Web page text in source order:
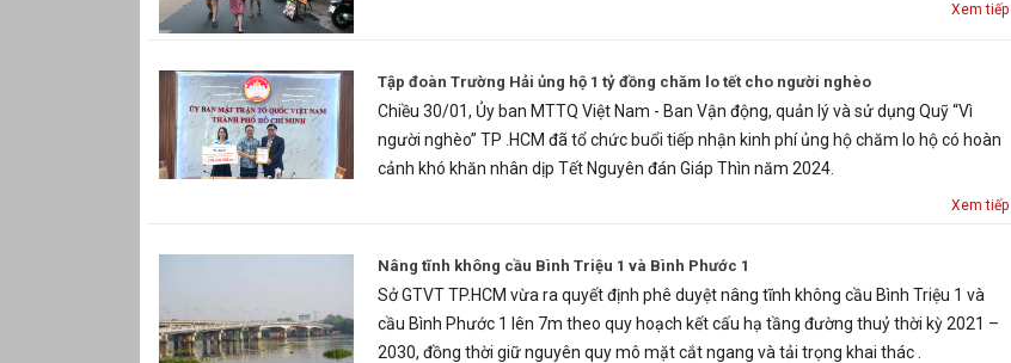
Xem tiếp
Tập đoàn Trường Hải ủng hộ 1 tỷ đồng chăm lo tết cho người nghèo
Chiều 30/01, Ủy ban MTTQ Việt Nam - Ban Vận động, quản lý và sử dụng Quỹ “Vì
người nghèo” TP .HCM đã tổ chức buổi tiếp nhận kinh phí ủng hộ chăm lo hộ có hoàn
cảnh khó khăn nhân dịp Tết Nguyên đán Giáp Thìn năm 2024.
Xem tiếp
Nâng tĩnh không cầu Bình Triệu 1 và Bình Phước 1
Sở GTVT TP.HCM vừa ra quyết định phê duyệt nâng tĩnh không cầu Bình Triệu 1 và
cầu Bình Phước 1 lên 7m theo quy hoạch kết cấu hạ tầng đường thuỷ thời kỳ 2021 –
2030, đồng thời giữ nguyên quy mô mặt cắt ngang và tải trọng khai thác .